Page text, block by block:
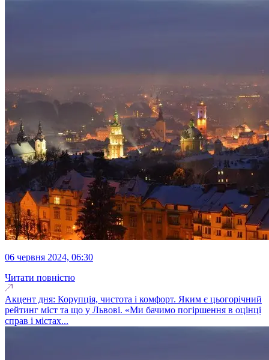
06 червня 2024, 06:30
Читати повністю
Акцент дня: Корупція, чистота і комфорт. Яким є цьогорічний
рейтинг міст та що у Львові. «Ми бачимо погіршення в оцінці
справ і містах...